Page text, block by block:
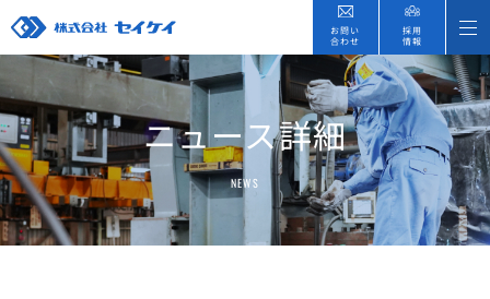
お問い
合わせ
採用
情報
ニュース詳細
NEWS